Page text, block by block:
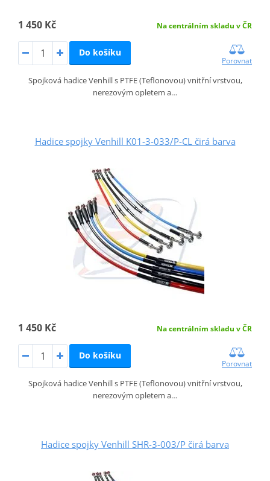
1 450 Kč Na centrálním skladu v ČR
Do košíku
Porovnat
Spojková hadice Venhill s PTFE (Teflonovou) vnitřní vrstvou,
nerezovým opletem a…
Hadice spojky Venhill K01-3-033/P-CL čirá barva
1 450 Kč Na centrálním skladu v ČR
Do košíku
Porovnat
Spojková hadice Venhill s PTFE (Teflonovou) vnitřní vrstvou,
nerezovým opletem a…
Hadice spojky Venhill SHR-3-003/P čirá barva